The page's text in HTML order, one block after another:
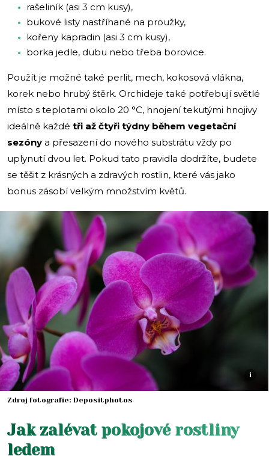
rašeliník (asi 3 cm kusy),
bukové listy nastříhané na proužky,
kořeny kapradin (asi 3 cm kusy),
borka jedle, dubu nebo třeba borovice.
Použít je možné také perlit, mech, kokosová vlákna,
korek nebo hrubý štěrk. Orchideje také potřebují světlé
místo s teplotami okolo 20 °C, hnojení tekutými hnojivy
ideálně každé tři až čtyři týdny během vegetační
sezóny a přesazení do nového substrátu vždy po
uplynutí dvou let. Pokud tato pravidla dodržíte, budete
se těšit z krásných a zdravých rostlin, které vás jako
bonus zásobí velkým množstvím květů.
i
Zdroj fotografie: Depositphotos
Jak zalévat pokojové rostliny
ledem